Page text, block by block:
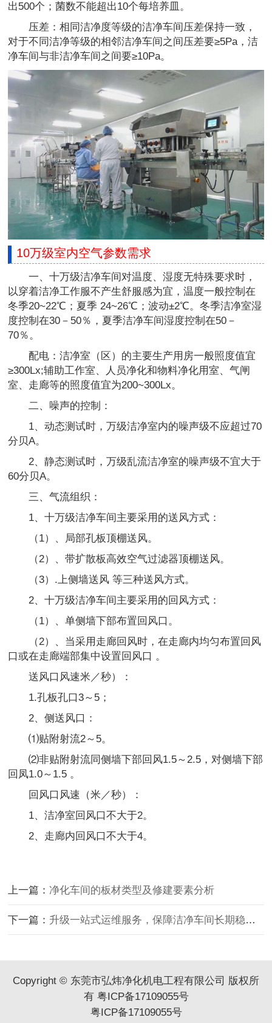
出500个；菌数不能超出10个每培养皿。
压差：相同洁净度等级的洁净车间压差保持一致，
对于不同洁净等级的相邻洁净车间之间压差要≥5Pa，洁
净车间与非洁净车间之间要≥10Pa。
10万级室内空气参数需求
一、十万级洁净车间对温度、湿度无特殊要求时，
以穿着洁净工作服不产生舒服感为宜，温度一般控制在
冬季20~22℃；夏季 24~26℃；波动±2℃。冬季洁净室湿
度控制在30－50％，夏季洁净车间湿度控制在50－
70％。
配电：洁净室（区）的主要生产用房一般照度值宜
≥300Lx;辅助工作室、人员净化和物料净化用室、气闸
室、走廊等的照度值宜为200~300Lx。
二、噪声的控制：
1、动态测试时，万级洁净室内的噪声级不应超过70
分贝A。
2、静态测试时，万级乱流洁净室的噪声级不宜大于
60分贝A。
三、气流组织：
1、十万级洁净车间主要采用的送风方式：
（1）、局部孔板顶棚送风。
（2）、带扩散板高效空气过滤器顶棚送风。
（3）.上侧墙送风 等三种送风方式。
2、十万级洁净车间主要采用的回风方式：
（1）、单侧墙下部布置回风口。
（2）、当采用走廊回风时，在走廊内均匀布置回风
口或在走廊端部集中设置回风口 。
送风口风速米／秒）：
1.孔板孔口3～5；
2、侧送风口：
⑴贴附射流2～5。
⑵非贴附射流同侧墙下部回风1.5～2.5，对侧墙下部
回凤1.0～1.5 。
回风口风速（米／秒）：
1、洁净室回风口不大于2。
2、走廊内回风口不大于4。
上一篇：净化车间的板材类型及修建要素分析
下一篇： 升级一站式运维服务，保障洁净车间长期稳定运行
Copyright © 东莞市弘炜净化机电工程有限公司 版权所
有 粤ICP备17109055号
粤ICP备17109055号